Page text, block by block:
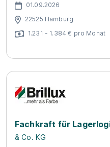
01.09.2026
22525 Hamburg
1.231 - 1.384 € pro Monat
Fachkraft für
& Co. KG